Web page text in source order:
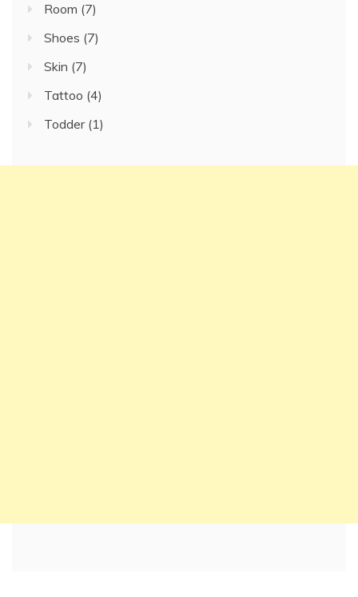
Room (7)
Shoes (7)
Skin (7)
Tattoo (4)
Todder(1)